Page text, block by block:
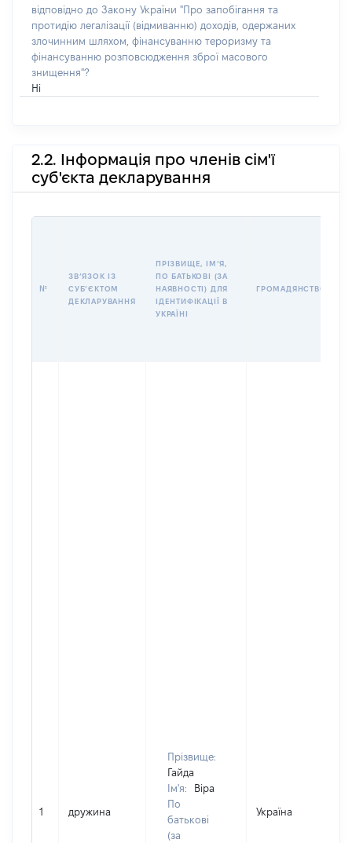
відповідно до Закону України "Про запобігання та
протидію легалізації (відмиванню) доходів, одержаних
злочинним шляхом, фінансуванню тероризму та
фінансуванню розповсюдження зброї масового
знищення"?
Ні
2.2. Інформація про членів сім'ї
суб'єкта декларування
№
ЗВʼЯЗОК ІЗ
СУБʼЄКТОМ
ДЕКЛАРУВАННЯ
ПРІЗВИЩЕ, ІМʼЯ,
ПО БАТЬКОВІ (ЗА
НАЯВНОСТІ) ДЛЯ
ІДЕНТИФІКАЦІЇ В
УКРАЇНІ
ГРОМАДЯНСТВО
1 дружина
Прізвище:
Гайда
Ім'я:
Віра
По
батькові
(за
Україна